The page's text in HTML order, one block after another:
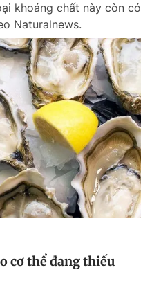
khoáng chất này còn có
Naturalnews.
cơ thể đang thiếu